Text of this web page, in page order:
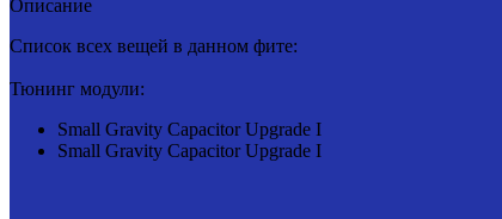
Описание
Список всех вещей в данном фите:
Тюнинг модули:
Small Gravity Capacitor Upgrade I
Small Gravity Capacitor Upgrade I